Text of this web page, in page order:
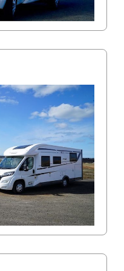
électroniques. De
un excellent service
fournissent des
l'utilisation du
conseils et des
au mieux de son
de problème ou de
disponible pour
rapidement.
aspects négatifs à
client avec
le coût de la location
pendant les périodes